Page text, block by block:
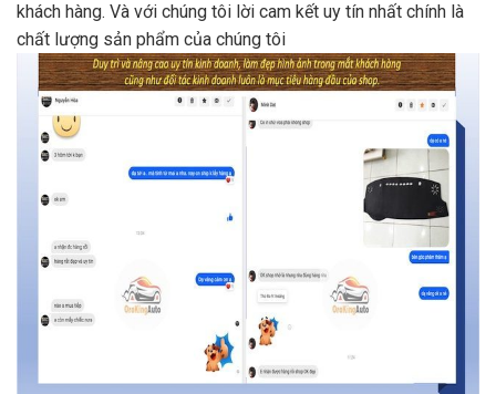
khách hàng. Và với chúng tôi lời cam kết uy tín nhất chính là
chất lượng sản phẩm của chúng tôi